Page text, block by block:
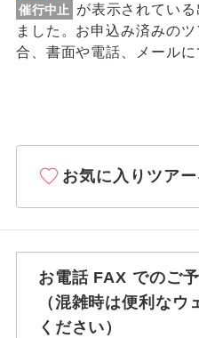
催行中止
が表示されてい
ました。お申込み済みの
合、書面や電話、メールに
お気に入りツア
お電話 FAX でのご
（混雑時は便利なウ
ください）